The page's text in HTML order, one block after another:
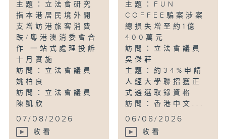
主題：立法會研究
指本港居民境外開
支增訪港旅客消費
跌/粵港澳消委會合
作 一站式處理投訴
十月實施
訪問：立法會議員
姚柏良
訪問：立法會議員
陳凱欣
...
07/08/2026
收看
主題：FUN
COFFEE騙案涉案
總損失增至約1億
400萬元
訪問：立法會議員
吳傑莊
主題：約34%申請
人經大學聯招獲正
式遴選取錄資格
訪問：香港中文...
06/08/2026
收看